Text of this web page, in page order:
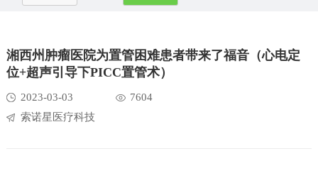
心
支
持
作
加
联
系
Languages
湘西州肿瘤医院为置管困难患者带来了福音（心电定
位+超声引导下PICC置管术）
2023-03-03
7604
索诺星医疗科技